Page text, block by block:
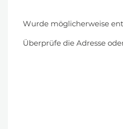
Wurde möglicherweise
Überprüfe die Adresse